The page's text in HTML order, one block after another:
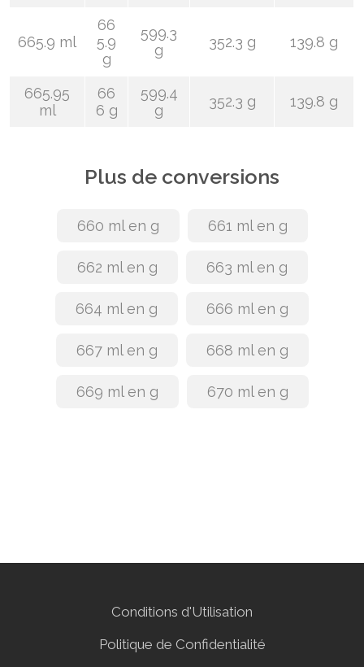
665.9 ml
66
5.9
g
599.3
g
352.3 g 139.8 g
665.95
ml
66
6 g
599.4
g
352.3 g 139.8 g
Plus de conversions
660 ml en g 661 ml en g
662 ml en g 663 ml en g
664 ml en g 666 ml en g
667 ml en g 668 ml en g
669 ml en g 670 ml en g
Conditions d'Utilisation
Politique de Confidentialité